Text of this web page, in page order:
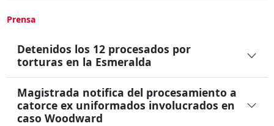
Prensa
Detenidos los 12 procesados por
torturas en la Esmeralda
Magistrada notifica del procesamiento a
catorce ex uniformados involucrados en
caso Woodward